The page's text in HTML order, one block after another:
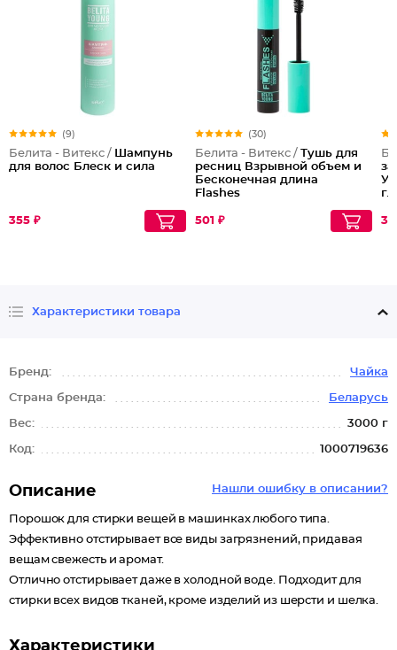
(9)
Белита - Витекс / Шампунь
для волос Блеск и сила
355 ₽
(30)
Белита - Витекс / Тушь для
ресниц Взрывной объем и
Бесконечная длина
Flashes
501 ₽
Характеристики товара
Бренд: Чайка
Страна бренда: Беларусь
Вес: 3000 г
Код: 1000719636
Нашли ошибку в описании?
Описание
Порошок для стирки вещей в машинках любого типа.
Эффективно отстирывает все виды загрязнений, придавая
вещам свежесть и аромат.
Отлично отстирывает даже в холодной воде. Подходит для
стирки всех видов тканей, кроме изделий из шерсти и шелка.
Характеристики